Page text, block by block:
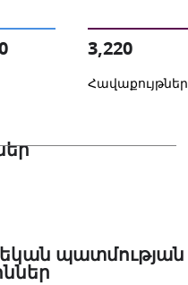
3,220
Հավաքույթներ
պատմության